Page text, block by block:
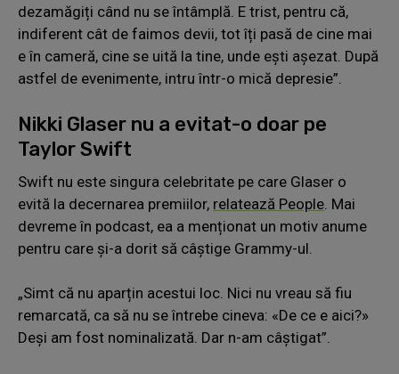
dezamăgiți când nu se întâmplă. E trist, pentru că,
indiferent cât de faimos devii, tot îți pasă de cine mai
e în cameră, cine se uită la tine, unde ești așezat. După
astfel de evenimente, intru într-o mică depresie”.
Nikki Glaser nu a evitat-o doar pe
Taylor Swift
Swift nu este singura celebritate pe care Glaser o
evită la decernarea premiilor, relatează People . Mai
devreme în podcast, ea a menționat un motiv anume
pentru care și-a dorit să câștige Grammy-ul.
„Simt că nu aparțin acestui loc. Nici nu vreau să fiu
remarcată, ca să nu se întrebe cineva: «De ce e aici?»
Deși am fost nominalizată. Dar n-am câștigat”.